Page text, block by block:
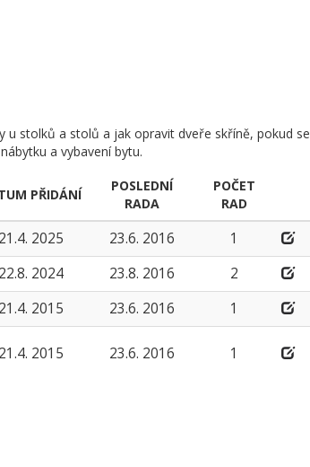
u stolků a stolů a jak opravit dveře skříně, pokud se
a vybavení bytu.
PŘIDÁNÍ
POSLEDNÍ
RADA
POČET
RAD
21.4. 2025 23.6. 2016
1
22.8. 2024 23.8. 2016
2
21.4. 2015 23.6. 2016
1
21.4. 2015 23.6. 2016 1